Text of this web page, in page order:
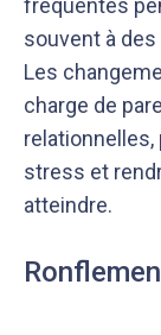
fréquentes
souvent à
Les
charge de
stress et
atteindre.